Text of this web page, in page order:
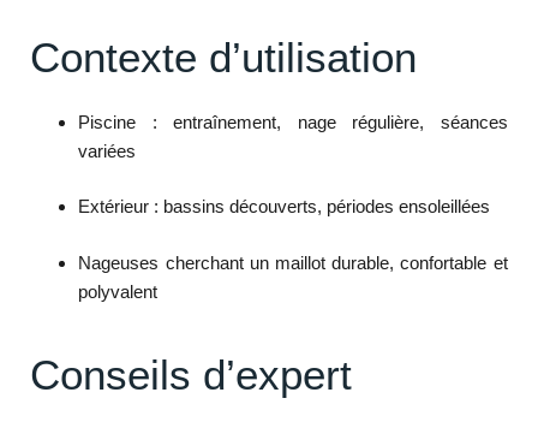
Contexte d’utilisation
Piscine : entraînement, nage régulière, séances
variées
Extérieur : bassins découverts, périodes ensoleillées
Nageuses cherchant un maillot durable, confortable et
polyvalent
Conseils d’expert